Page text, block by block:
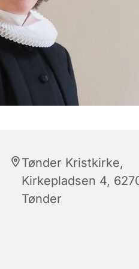
Tønder Kristkirke,
Kirkepladsen 4,
Tønder